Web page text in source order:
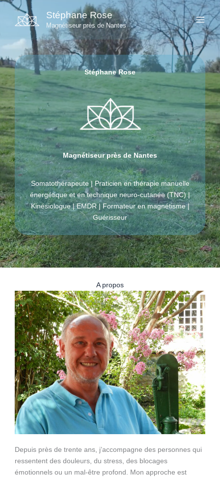
Aller
contenu
Stéphane Rose
Magnétiseur près de Nantes
Stéphane Rose
Magnétiseur près de Nantes
Somatothérapeute | Praticien en thérapie manuelle
énergétique et en technique neuro-cutanée (TNC) |
Kinésiologue | EMDR | Formateur en magnétisme |
Guérisseur
A propos
Depuis près de trente ans, j’accompagne des personnes qui
ressentent des douleurs, du stress, des blocages
émotionnels ou un mal-être profond. Mon approche est